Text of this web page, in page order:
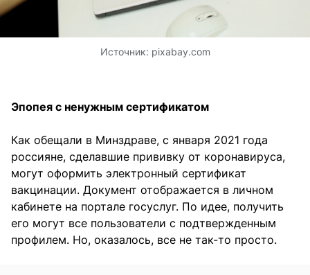
Источник: pixabay.com
Эпопея с ненужным сертификатом
Как обещали в Минздраве, с января 2021 года
россияне, сделавшие прививку от коронавируса,
могут оформить электронный сертификат
вакцинации. Документ отображается в личном
кабинете на портале госуслуг. По идее, получить
его могут все пользователи с подтвержденным
профилем. Но, оказалось, все не так-то просто.